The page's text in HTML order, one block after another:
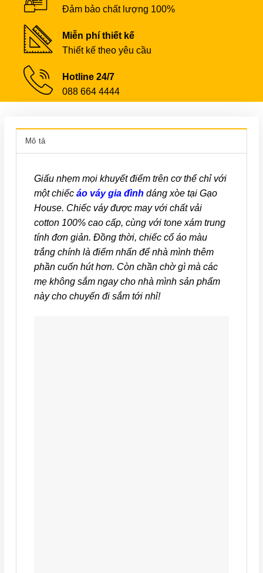
Đảm bảo chất lượng 100%
Miễn phí thiết kế
Thiết kế theo yêu cầu
Hotline 24/7
088 664 4444
Mô tả
Giấu nhẹm mọi khuyết điểm trên cơ thể chỉ với
một chiếc áo váy gia đình dáng xòe tại Gạo
House. Chiếc váy được may với chất vải
cotton 100% cao cấp, cùng với tone xám trung
tính đơn giản. Đồng thời, chiếc cổ áo màu
trắng chính là điểm nhấn để nhà mình thêm
phần cuốn hút hơn. Còn chần chờ gì mà các
mẹ không sắm ngay cho nhà mình sản phẩm
này cho chuyến đi sắm tới nhỉ!